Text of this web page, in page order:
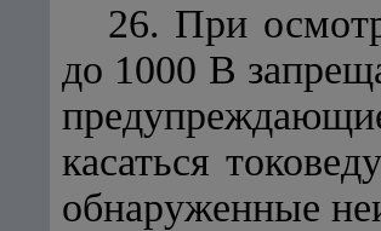
26. При
до 1000 В
касаться
обнаруженные